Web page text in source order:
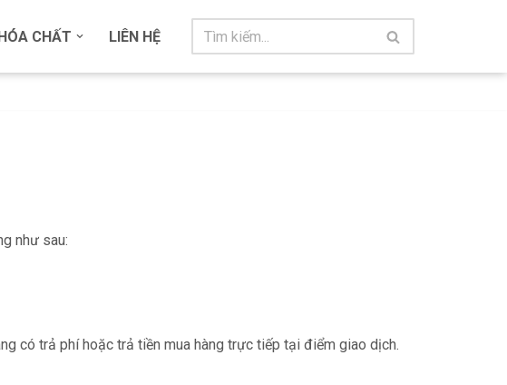
CHẤT LIÊN HỆ
như sau:
có trả phí hoặc trả tiền mua hàng trực tiếp tại điểm giao dịch.